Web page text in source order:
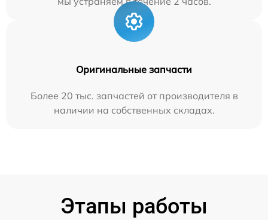
Оригинальные запчасти
Более 20 тыс. запчастей от производителя в
наличии на собственных складах.
Этапы работы